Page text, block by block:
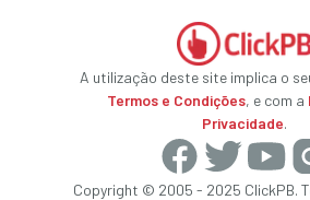
A utilização deste site implica o
Termos e Condições, e com a
Privacidade.
Copyright © 2005 - 2025 ClickPB.